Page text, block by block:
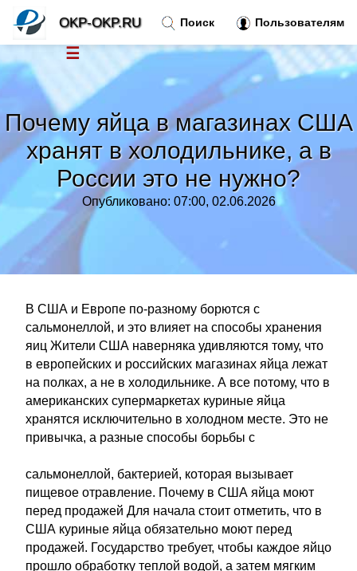
Почему яйца в магазинах США
хранят в холодильнике, а в
России это не нужно?
Опубликовано: 07:00, 02.06.2026
В США и Европе по-разному борются с
сальмонеллой, и это влияет на способы хранения
яиц Жители США наверняка удивляются тому, что
в европейских и российских магазинах яйца лежат
на полках, а не в холодильнике. А все потому, что в
американских супермаркетах куриные яйца
хранятся исключительно в холодном месте. Это не
привычка, а разные способы борьбы с
сальмонеллой, бактерией, которая вызывает
пищевое отравление. Почему в США яйца моют
перед продажей Для начала стоит отметить, что в
США куриные яйца обязательно моют перед
продажей. Государство требует, чтобы каждое яйцо
прошло обработку теплой водой, а затем мягким
Поиск Пользователям
OKP-OKP.RU
☰
Новости
Тренды новостей »
Рубрики»
Правила »
Контакт»